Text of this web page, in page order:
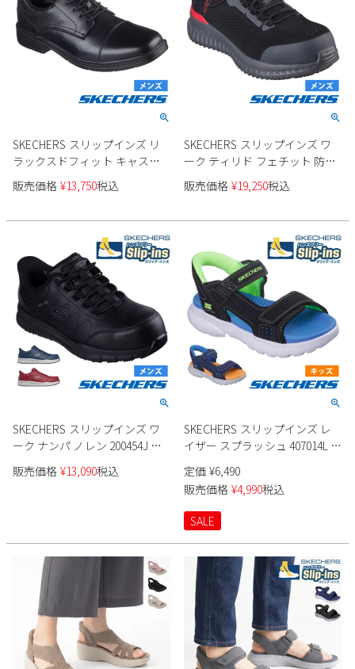
SKECHERS スリップインズ リ
ラックスドフィット キャスウ
ェル - カプリン 205486 メンズ
販売価格 ¥13,750税込
SKECHERS スリップインズ ワ
ーク ティリド フェチット 防滑
性 200206WJ
販売価格 ¥19,250税込
SKECHERS スリップインズ ワ
ーク ナンパ ノレン 200454J メ
ンズ
販売価格 ¥13,090税込
SKECHERS スリップインズ レ
イザー スプラッシュ 407014L キ
ッズ 男の子
定価 ¥6,490
販売価格 ¥4,990税込
SALE